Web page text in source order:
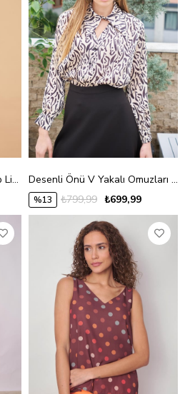
Yakalı Sırt Dekolteli Anvelop Likralı Kumaş Düğmeli Ceket Elbise-Krem Desenli Önü V Yakalı Omuzları Pileli Uzun Kol Likrasız Şık Kumaş Gömlek-Siyah Leopar
%13 ₺699,99
₺799,99